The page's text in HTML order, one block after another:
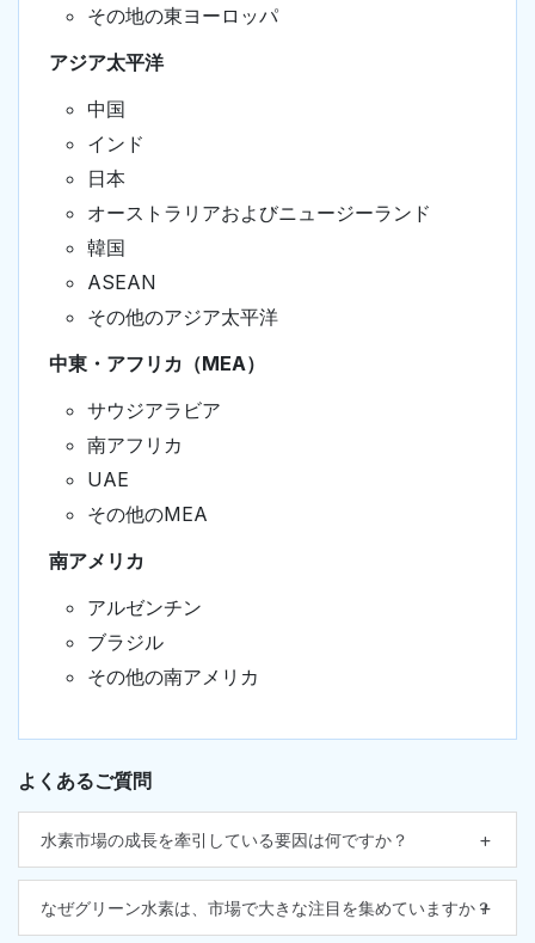
その地の東ヨーロッパ
アジア太平洋
中国
インド
日本
オーストラリアおよびニュージーランド
韓国
ASEAN
その他のアジア太平洋
中東・アフリカ（MEA）
サウジアラビア
南アフリカ
UAE
その他のMEA
南アメリカ
アルゼンチン
ブラジル
その他の南アメリカ
よくあるご質問
水素市場の成長を牽引している要因は何ですか？
なぜグリーン水素は、市場で大きな注目を集めていますか？